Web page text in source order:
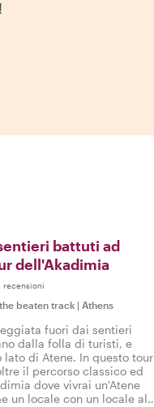
battuti ad
dell'Akadimia
recensioni
beaten track | Athens
fuori dai sentieri
dalla folla di turisti, e
lato di Atene. In questo tour
il percorso classico ed
dove vivrai un'Atene
un locale con un locale al